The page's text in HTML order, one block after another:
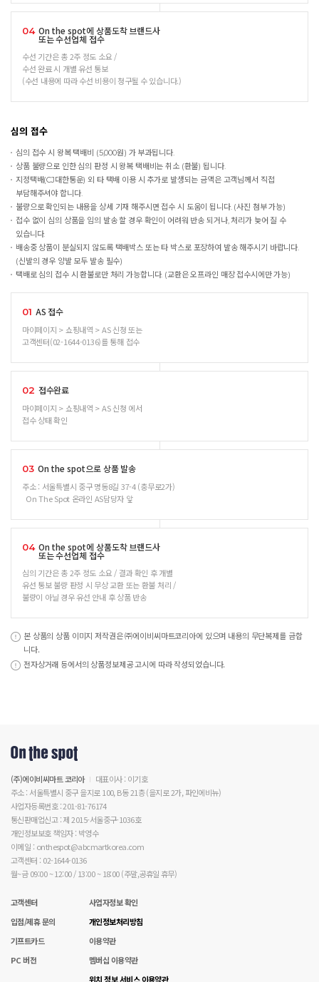
04 On the spot에 상품도착 브랜드사
또는 수선업체 접수
수선 기간은 총 2주 정도 소요 /
수선 완료 시 개별 유선 통보
(수선 내용에 따라 수선 비용이 청구될 수 있습니다.)
심의 접수
심의 접수 시 왕복 택배비 (5,000원) 가 부과됩니다.
상품 불량으로 인한 심의 판정 시 왕복 택배비는 취소 (환불) 됩니다.
지정택배(CJ대한통운) 외 타 택배 이용 시 추가로 발생되는 금액은 고객님께서 직접
부담해주셔야 합니다.
불량으로 확인되는 내용을 상세 기재 해주시면 접수 시 도움이 됩니다. (사진 첨부 가능)
접수 없이 심의 상품을 임의 발송 할 경우 확인이 어려워 반송 되거나, 처리가 늦어 질 수
있습니다.
배송중 상품이 분실되지 않도록 택배박스 또는 타 박스로 포장하여 발송 해주시기 바랍니다.
(신발의 경우 양발 모두 발송 필수)
택배로 심의 접수 시 환불로만 처리 가능합니다. (교환은 오프라인 매장 접수시에만 가능)
01 AS 접수
마이페이지 > 쇼핑내역 > AS 신청 또는
고객센터(02-1644-0136)를 통해 접수
02 접수완료
마이페이지 > 쇼핑내역 > AS 신청 에서
접수 상태 확인
03 On the spot으로 상품 발송
주소 : 서울특별시 중구 명동8길 37-4 (충무로2가)
On The Spot 온라인 AS담당자 앞
04 On the spot에 상품도착 브랜드사
또는 수선업체 접수
심의 기간은 총 2주 정도 소요 / 결과 확인 후 개별
유선 통보 불량 판정 시 무상 교환 또는 환불 처리 /
불량이 아닐 경우 유선 안내 후 상품 반송
본 상품의 상품 이미지 저작권은 ㈜에이비씨마트코리아에 있으며 내용의 무단복제를 금합
니다.
전자상거래 등에서의 상품정보제공 고시에 따라 작성되었습니다.
(주)에이비씨마트 코리아
대표이사 : 이기호
주소 : 서울특별시 중구 을지로 100, B동 21층 (을지로 2가, 파인에비뉴)
사업자등록번호 : 201-81-76174
통신판매업신고 : 제 2015-서울중구-1036호
개인정보보호 책임자 : 박영수
이메일 : onthespot@abcmartkorea.com
고객센터 : 02-1644-0136
월~금 09:00 ~ 12:00 / 13:00 ~ 18:00 (주말,공휴일 휴무)
고객센터
입점/제휴 문의
기프트카드
PC 버전
사업자정보 확인
개인정보처리방침
이용약관
멤버십 이용약관
위치 정보 서비스 이용약관